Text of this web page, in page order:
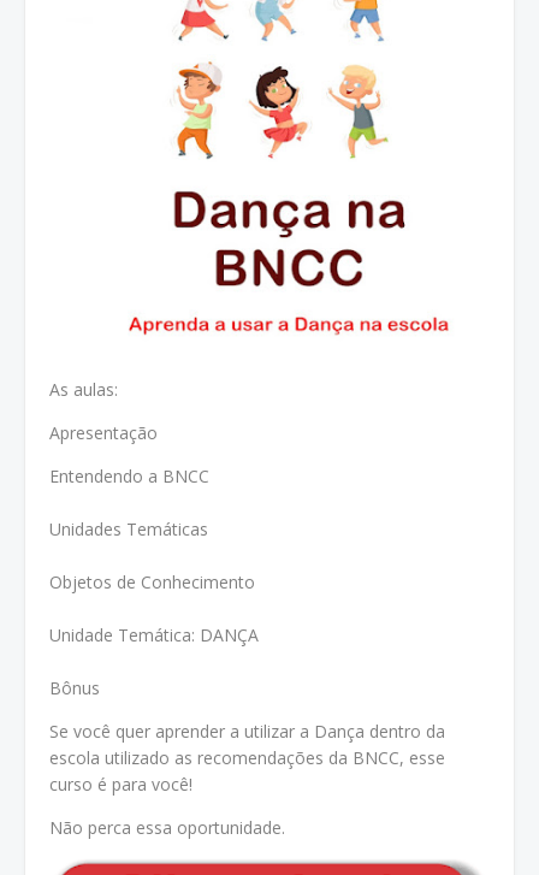
As aulas:
Apresentação
Entendendo a BNCC
Unidades Temáticas
Objetos de Conhecimento
Unidade Temática: DANÇA
Bônus
Se você quer aprender a utilizar a Dança dentro da
escola utilizado as recomendações da BNCC, esse
curso é para você!
Não perca essa oportunidade.